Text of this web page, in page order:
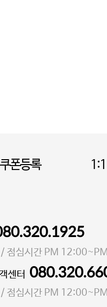
쿠폰등록
정보관리책임자 김상현
마포대로4다길 41 마포
서울마포-3931호
58242
/ 점심시간 PM
센터
/ 점심시간 PM